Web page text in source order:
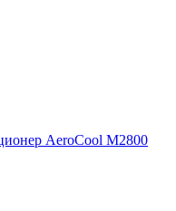
AeroCool М2800